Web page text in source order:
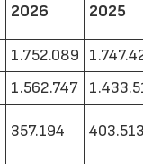
2026 2025
1.752.089
1.562.747
357.194